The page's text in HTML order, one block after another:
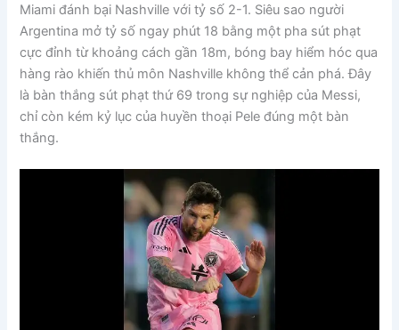
Miami đánh bại Nashville với tỷ số 2-1. Siêu sao người
Argentina mở tỷ số ngay phút 18 bằng một pha sút phạt
cực đỉnh từ khoảng cách gần 18m, bóng bay hiểm hóc qua
hàng rào khiến thủ môn Nashville không thể cản phá. Đây
là bàn thắng sút phạt thứ 69 trong sự nghiệp của Messi,
chỉ còn kém kỷ lục của huyền thoại Pele đúng một bàn
thắng.